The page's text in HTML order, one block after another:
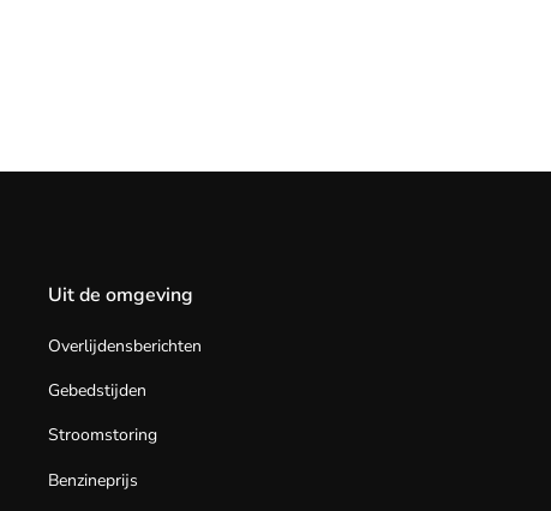
Uit de omgeving
Overlijdensberichten
Gebedstijden
Stroomstoring
Benzineprijs